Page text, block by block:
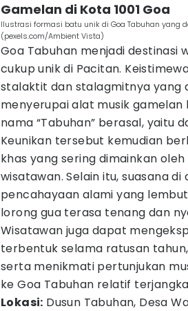
Gamelan di Kota 1001 Goa
Ilustrasi formasi batu unik di Goa Tabuhan yang
(pexels.com/Ambient Vista)
Goa Tabuhan menjadi destinasi
cukup unik di Pacitan.
stalaktit dan stalagmitnya yang
menyerupai alat musik
nama “Tabuhan” berasal, yaitu
Keunikan tersebut kemudian
khas yang sering dimainkan
wisatawan. Selain itu, suasana
pencahayaan alami yang
lorong gua terasa tenang dan
Wisatawan juga dapat
terbentuk selama ratusan
serta menikmati pertunjukan
ke Goa Tabuhan relatif
Lokasi: Dusun Tabuhan, Desa